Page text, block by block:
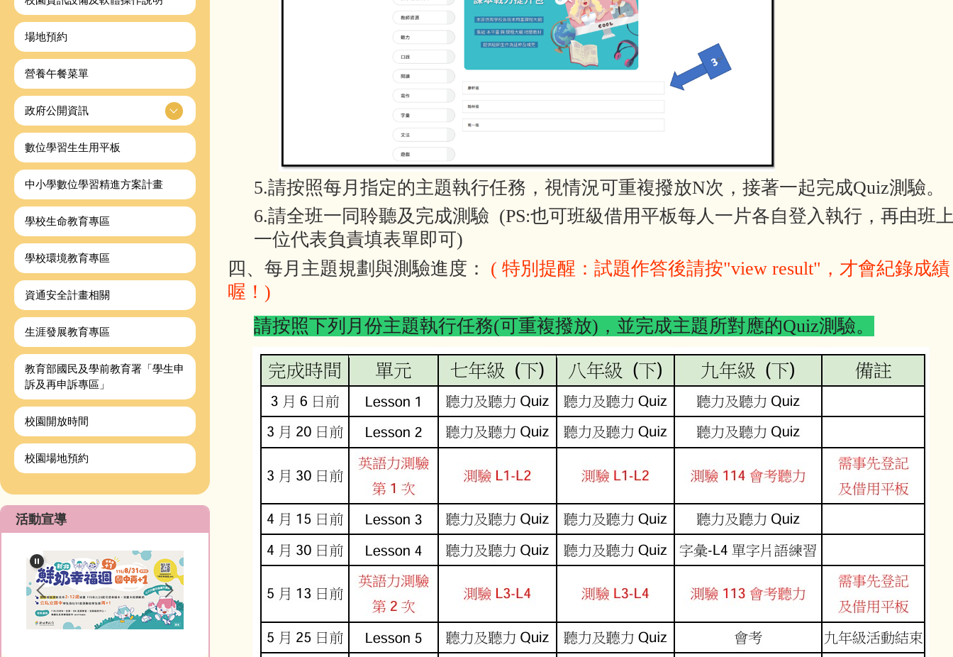
場地預約
營養午餐菜單
政府公開資訊
數位學習生生用平板
中小學數位學習精進方案計畫
學校生命教育專區
學校環境教育專區
資通安全計畫相關
生涯發展教育專區
教育部國民及學前教育署「學生申
訴及再申訴專區」
校園開放時間
校園場地預約
活動宣導
5.請按照每月指定的主題執行任務，視情況可重複撥放N次，接著一起完成Quiz測驗。
6.請全班一同聆聽及完成測驗 (PS:也可班級借用平板每人一片各自登入執行，再由班
一位代表負責填表單即可)
四、每月主題規劃與測驗進度：
( 特別提醒：試題作答後請按"view result"，才會紀錄成績
喔！)
請按照下列月份主題執行任務(可重複撥放) ，並完成主題所對應的Quiz測驗。